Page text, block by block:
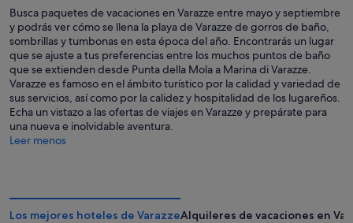
Busca paquetes de vacaciones en Varazze entre mayo y septiembre
y podrás ver cómo se llena la playa de Varazze de gorros de baño,
sombrillas y tumbonas en esta época del año. Encontrarás un lugar
que se ajuste a tus preferencias entre los muchos puntos de baño
que se extienden desde Punta della Mola a Marina di Varazze.
Varazze es famoso en el ámbito turístico por la calidad y variedad de
sus servicios, así como por la calidez y hospitalidad de los lugareños.
Echa un vistazo a las ofertas de viajes en Varazze y prepárate para
una nueva e inolvidable aventura.
Leer menos
Los mejores hoteles de VarazzeAlquileres de vacaciones en